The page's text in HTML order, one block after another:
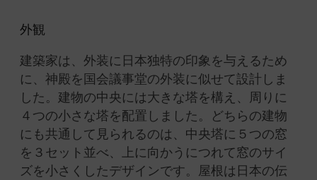
外観
建築家は、外装に日本独特の印象を与えるため
に、神殿を国会議事堂の外装に似せて設計しま
した。 建物の中央には大きな塔を構え、周りに
４つの小さな塔を配置しました。
どちらの建物
にも共通して見られるのは、中央塔に５つの窓
を３セット並べ、上に向かうにつれて窓のサイ
ズを小さくしたデザインです。 屋根は日本の伝